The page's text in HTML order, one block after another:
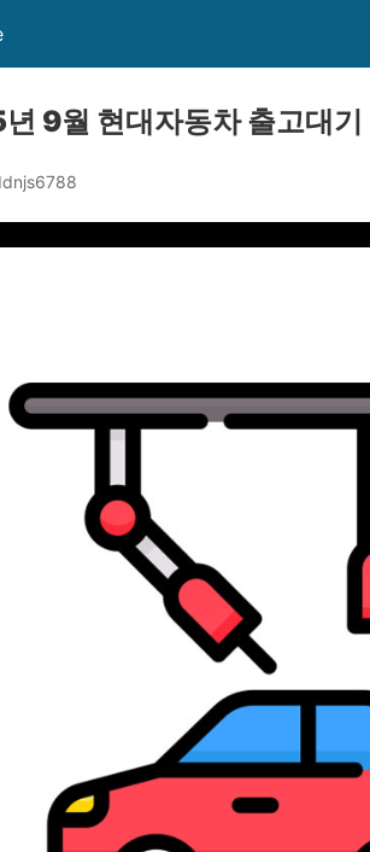
9월 현대자동차 출고대기